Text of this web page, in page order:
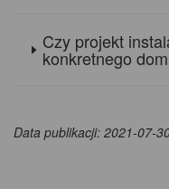
Czy projekt
konkretnego
Data publikacji: 2021-07-